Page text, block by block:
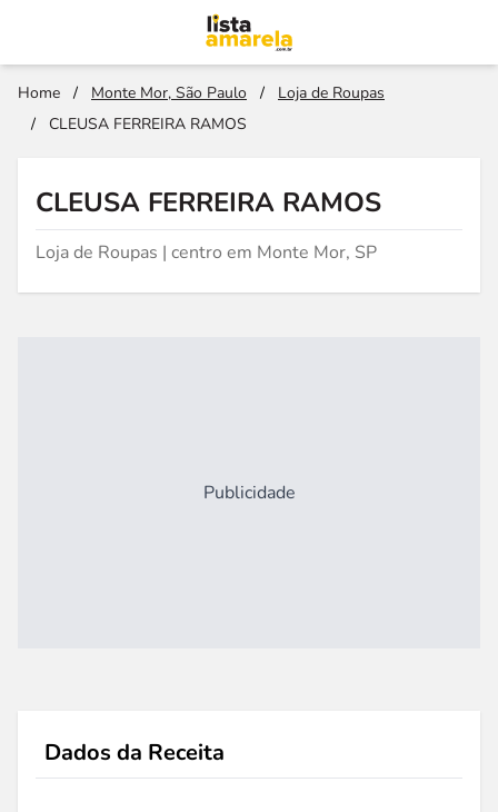
Home / Monte Mor, São Paulo /
Loja de Roupas
/
CLEUSA FERREIRA RAMOS
CLEUSA FERREIRA RAMOS
Loja de Roupas | centro em Monte Mor, SP
Publicidade
Dados da Receita